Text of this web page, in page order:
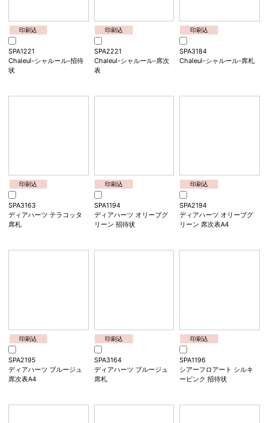
印刷込
SPA1220
Misty-ミスティ-（ミルキ
ーベージュ）招待状
印刷込
SPA2220
Misty-ミスティ-（ミルキ
ーベージュ）席次表
印刷込
SPA3183
Misty-ミスティ-（ミルキ
印刷込
SPA1221
Chaleul-シャルール-招待
状
印刷込
SPA2221
Chaleul-シャルール-席次
表
印刷込
SPA3184
Chaleul-シャルール-席札
印刷込
SPA3163
ディアハーツ テラコッタ
席札
印刷込
SPA1194
ディアハーツ オリーブグ
リーン 招待状
印刷込
SPA2194
ディアハーツ オリーブグ
リーン 席次表A4